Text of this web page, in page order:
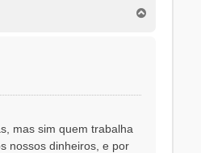
mas sim quem trabalha
nossos dinheiros, e por